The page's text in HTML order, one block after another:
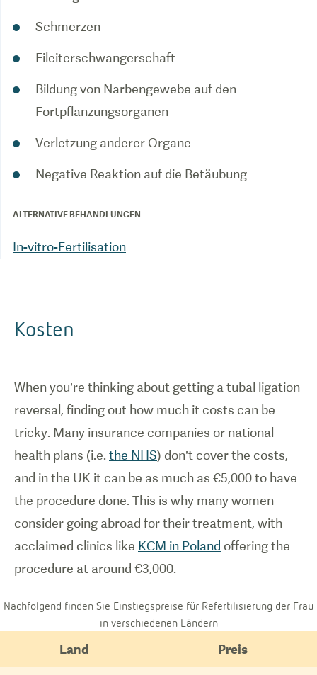
Schmerzen
Eileiterschwangerschaft
Bildung von Narbengewebe auf den
Fortpflanzungsorganen
Verletzung anderer Organe
Negative Reaktion auf die Betäubung
ALTERNATIVE BEHANDLUNGEN
In-vitro-Fertilisation
Kosten
When you’re thinking about getting a tubal ligation
reversal, finding out how much it costs can be
tricky. Many insurance companies or national
health plans (i.e. the NHS) don’t cover the costs,
and in the UK it can be as much as €5,000 to have
the procedure done. This is why many women
consider going abroad for their treatment, with
acclaimed clinics like KCM in Poland offering the
procedure at around €3,000.
Nachfolgend finden Sie Einstiegspreise für Refertilisierung der Frau
in verschiedenen Ländern
Land Preis